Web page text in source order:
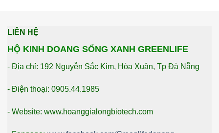
LIÊN HỆ
HỘ KINH DOANG SỐNG XANH GREENLIFE
- Địa chỉ: 192 Nguyễn Sắc Kim, Hòa Xuân, Tp Đà Nẵng
- Điện thoại: 0905.44.1985
- Website: www.hoanggialongbiotech.com